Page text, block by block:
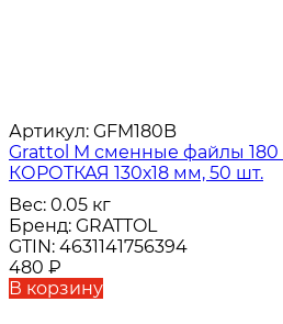
Артикул: GFM180B
Grattol M сменные файлы 180
КОРОТКАЯ 130х18 мм, 50 шт.
Вес: 0.05 кг
Бренд: GRATTOL
GTIN: 4631141756394
480 ₽
В корзину